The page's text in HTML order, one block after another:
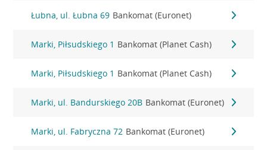
Łubna, ul. Łubna 69 Bankomat (Euronet)
Marki, Piłsudskiego 1 Bankomat (Planet Cash)
Marki, Piłsudskiego 1 Bankomat (Planet Cash)
Marki, ul. Bandurskiego 20B Bankomat (Euronet)
Marki, ul. Fabryczna 72 Bankomat (Euronet)